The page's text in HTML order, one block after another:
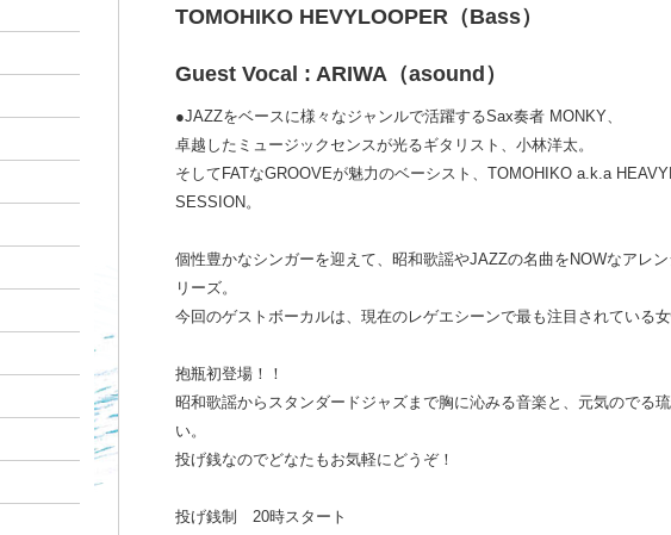
TOMOHIKO HEVYLOOPER（Bass）
Guest Vocal : ARIWA（asound）
●JAZZをベースに様々なジャンルで活躍するSax奏者 MONKY、
卓越したミュージックセンスが光るギタリスト、小林洋太。
そしてFATなGROOVEが魅力のベーシスト、TOMOHIKO a.k.a
SESSION。
個性豊かなシンガーを迎えて、昭和歌謡やJAZZの名曲をNOWなアレ
リーズ。
今回のゲストボーカルは、現在のレゲエシーンで最も注目されている
抱瓶初登場！！
昭和歌謡からスタンダードジャズまで胸に沁みる音楽と、元気のでる
い。
投げ銭なのでどなたもお気軽にどうぞ！
投げ銭制 20時スタート